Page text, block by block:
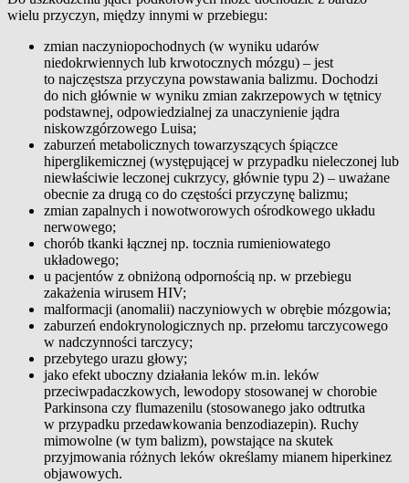
wielu przyczyn, między innymi w przebiegu:
zmian naczyniopochodnych (w wyniku udarów
niedokrwiennych lub krwotocznych mózgu) – jest
to najczęstsza przyczyna powstawania balizmu. Dochodzi
do nich głównie w wyniku zmian zakrzepowych w tętnicy
podstawnej, odpowiedzialnej za unaczynienie jądra
niskowzgórzowego Luisa;
zaburzeń metabolicznych towarzyszących śpiączce
hiperglikemicznej (występującej w przypadku nieleczonej lub
niewłaściwie leczonej cukrzycy, głównie typu 2) – uważane
obecnie za drugą co do częstości przyczynę balizmu;
zmian zapalnych i nowotworowych ośrodkowego układu
nerwowego;
chorób tkanki łącznej np. tocznia rumieniowatego
układowego;
u pacjentów z obniżoną odpornością np. w przebiegu
zakażenia wirusem HIV;
malformacji (anomalii) naczyniowych w obrębie mózgowia;
zaburzeń endokrynologicznych np. przełomu tarczycowego
w nadczynności tarczycy;
przebytego urazu głowy;
jako efekt uboczny działania leków m.in. leków
przeciwpadaczkowych, lewodopy stosowanej w chorobie
Parkinsona czy flumazenilu (stosowanego jako odtrutka
w przypadku przedawkowania benzodiazepin). Ruchy
mimowolne (w tym balizm), powstające na skutek
przyjmowania różnych leków określamy mianem hiperkinez
objawowych.